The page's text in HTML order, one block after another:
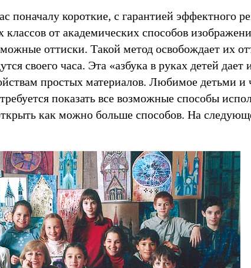
поначалу короткие, с гарантией эффектного
от академических способов
оттиски. Такой метод освобождает их
своего часа. Эта «азбука в руках детей
простых материалов. Любимое детьми и
показать все возможные способы
как можно больше способов. На